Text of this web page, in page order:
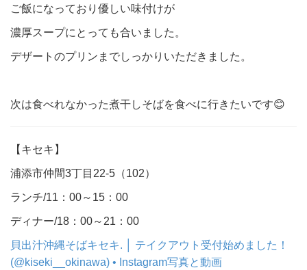
ご飯になっており優しい味付けが
濃厚スープにとっても合いました。
デザートのプリンまでしっかりいただきました。
次は食べれなかった煮干しそばを食べに行きたいです😊
【キセキ】
浦添市仲間3丁目22-5（102）
ランチ/11：00～15：00
ディナー/18：00～21：00
貝出汁沖縄そばキセキ. │ テイクアウト受付始めました！
(@kiseki__okinawa) • Instagram写真と動画